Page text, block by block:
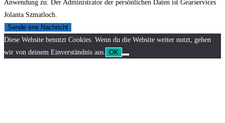
Anwendung zu. Der Administrator der persönlichen Daten ist Gearservices
Jolanta Szmatloch.
Sende ene Nachricht
Diese Website benutzt Cookies. Wenn du die Website weiter nutzt, gehen
wir von deinem Einverständnis aus.
OK